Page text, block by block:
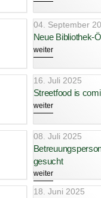
04. September
Neue Bibliothek-
weiter
16. Juli 2025
Streetfood is
weiter
08. Juli 2025
gesucht
weiter
18. Juni 2025